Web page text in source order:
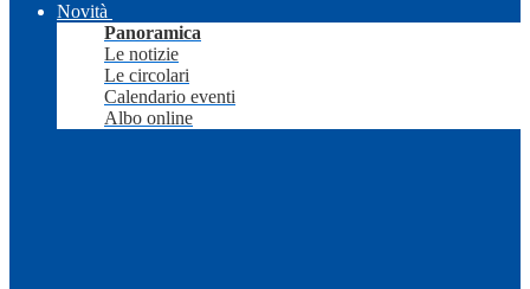
Novità
Panoramica
Le notizie
Le circolari
Calendario eventi
Albo online